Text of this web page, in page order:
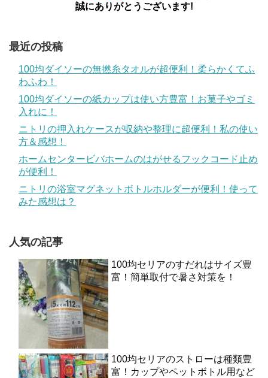
誠にありがとうございます!
最近の投稿
100均ダイソーの無撚糸タオルが超便利！柔らかくてふ
わふわ！
100均ダイソーの紙カップは使い方豊富！お菓子やゴミ
入れに！
ニトリの押入れケースが収納や整理に超便利！私の使い
方＆感想！
ホームセンタービバホームのはがせるフックコード止め
が便利！
ニトリの浴室マグネットボトルホルダーが便利！使って
みた感想は？
人気の記事
100均セリアのすだれはサイズ豊
富！簡単取付で暑さ対策を！
100均セリアのストローは種類豊
富！カップやペットボトル用など